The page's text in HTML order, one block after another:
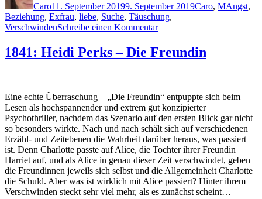
Caro11. September 20199. September 2019Caro, MAngst,
Beziehung, Exfrau, liebe, Suche, Täuschung,
VerschwindenSchreibe einen Kommentarzu
Judith
Merchant
1841: Heidi Perks – Die Freundin
Eine echte Überraschung – „Die Freundin“ entpuppte sich beim
Lesen als hochspannender und extrem gut konzipierter
Psychothriller, nachdem das Szenario auf den ersten Blick gar nicht
so besonders wirkte. Nach und nach schält sich auf verschiedenen
Erzähl- und Zeitebenen die Wahrheit darüber heraus, was passiert
ist. Denn Charlotte passte auf Alice, die Tochter ihrer Freundin
Harriet auf, und als Alice in genau dieser Zeit verschwindet, geben
die Freundinnen jeweils sich selbst und die Allgemeinheit Charlotte
die Schuld. Aber was ist wirklich mit Alice passiert? Hinter ihrem
Verschwinden steckt sehr viel mehr, als es zunächst scheint…